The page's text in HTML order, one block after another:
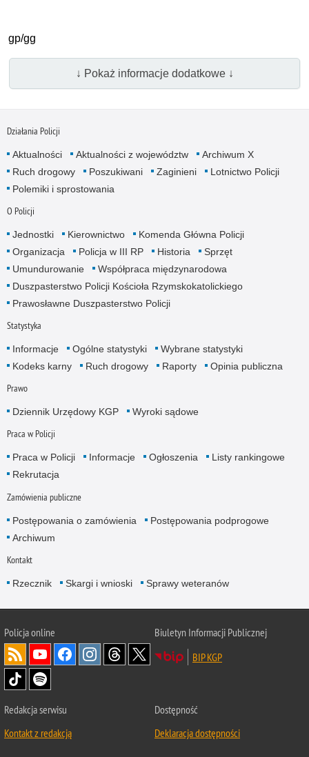
gp/gg
↓ Pokaż informacje dodatkowe ↓
Działania Policji
Aktualności Aktualności z województw
Archiwum X
Ruch drogowy
Poszukiwani Zaginieni
Lotnictwo Policji
Polemiki i sprostowania
O Policji
Jednostki Kierownictwo
Komenda Główna Policji
Organizacja
Policja w III RP Historia
Sprzęt
Umundurowanie
Współpraca międzynarodowa
Duszpasterstwo Policji Kościoła Rzymskokatolickiego
Prawosławne Duszpasterstwo Policji
Statystyka
Informacje Ogólne statystyki
Wybrane statystyki
Kodeks karny
Ruch drogowy Raporty Opinia publiczna
Prawo
Dziennik Urzędowy KGP Wyroki sądowe
Praca w Policji
Praca w Policji Informacje Ogłoszenia
Listy rankingowe
Rekrutacja
Zamówienia publiczne
Postępowania o zamówienia
Postępowania podprogowe
Archiwum
Kontakt
Rzecznik Skargi i wnioski Sprawy weteranów
Policjaonline
Biuletyn Informacji Publicznej
BIP KGP
Redakcja serwisu
Kontakt z redakcją
Dostępność
Deklaracja dostępności